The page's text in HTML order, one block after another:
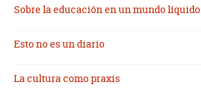
Sobre la educación en un mundo líquido
Esto no es un diario
La cultura como praxis